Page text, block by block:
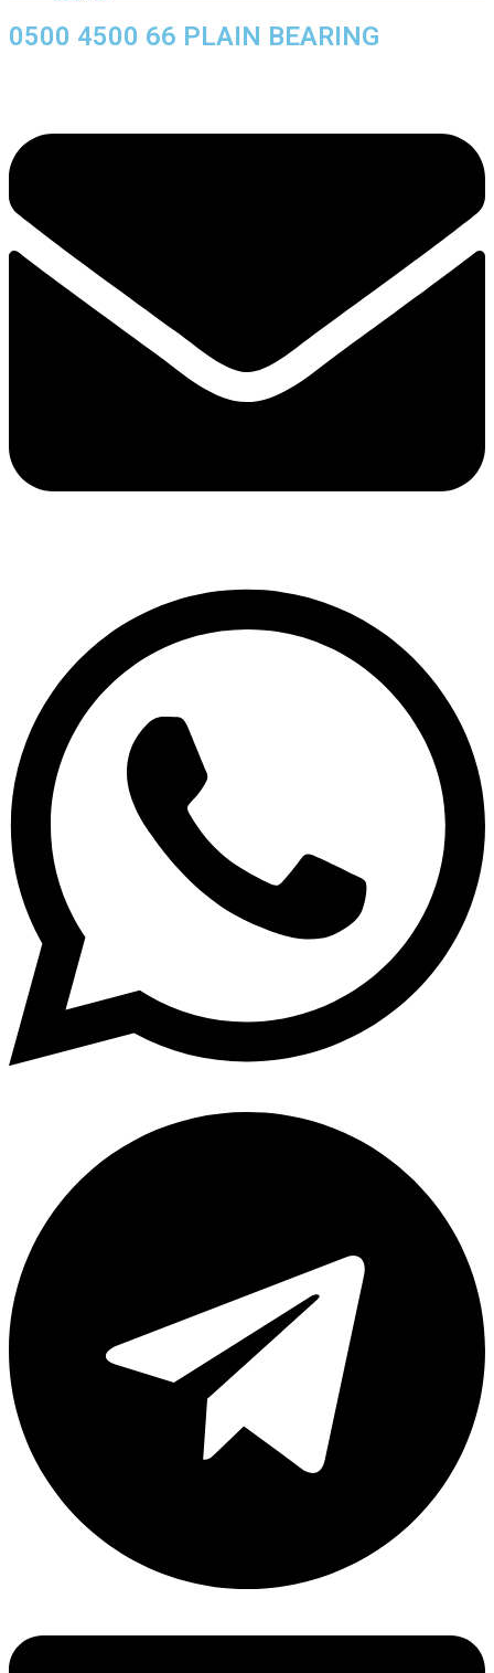
0500 4500 66 PLAIN BEARING